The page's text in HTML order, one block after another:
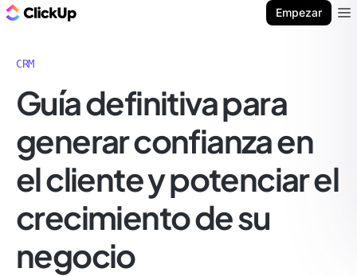
Empezar
CRM
Guía definitiva para
generar confianza en
el cliente y potenciar el
crecimiento de su
negocio